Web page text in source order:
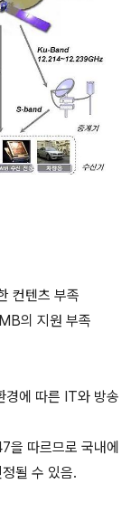
컨텐츠 부족
의 지원 부족
에 따른 IT와 방송
따르므로 국내에
될 수 있음.